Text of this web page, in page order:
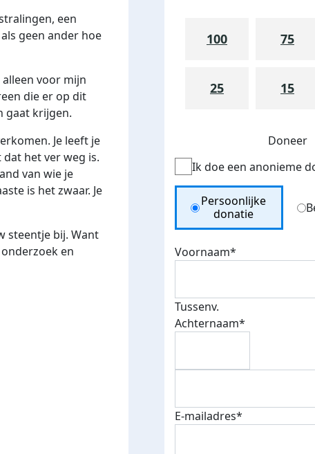
een
geen ander hoe
voor mijn
die er op dit
gaat krijgen.
Je leeft je
het ver weg is.
van wie je
is het zwaar. Je
steentje bij. Want
en
100 75
25 15
Doneer
Ik doe een anonieme
Donation Type
Persoonlijke
donatie
Voornaam*
Tussenv.
Achternaam*
E-mailadres*